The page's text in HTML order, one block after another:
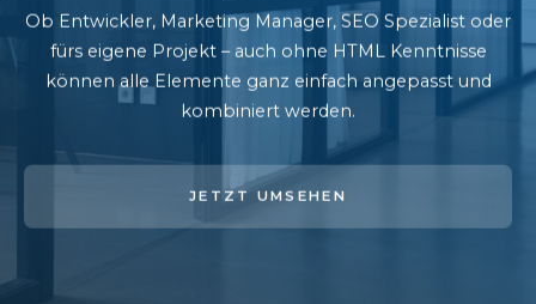
Ob Entwickler, Marketing Manager, SEO Spezialist oder
fürs eigene Projekt – auch ohne HTML Kenntnisse
können alle Elemente ganz einfach angepasst und
kombiniert werden.
JETZT UMSEHEN